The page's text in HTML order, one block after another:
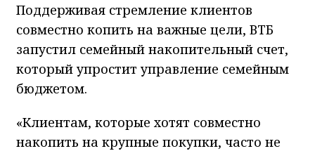
Поддерживая стремление клиентов
совместно копить на важные цели, ВТБ
запустил семейный накопительный счет,
который упростит управление семейным
бюджетом.
«Клиентам, которые хотят совместно
накопить на крупные покупки, часто не